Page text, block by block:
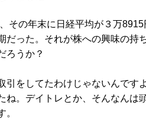
その年末に日経平均が３万8915
だった。それが株への興味の持
ろうか？
をしてたわけじゃないんです
ね。デイトレとか、そんなんは
。